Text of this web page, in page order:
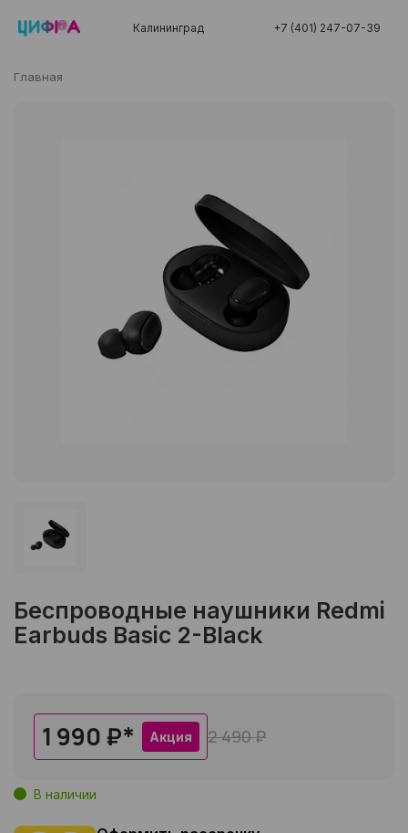
Калининград +7 (401) 247-07-39
Главная
Беспроводные наушники Redmi
Earbuds Basic 2-Black
1 990 ₽* Акция 2 490 ₽
В наличии